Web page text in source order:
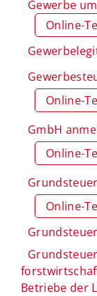
Gewerbe
Online-
Online-
GmbH
Online-
Online-
Betriebe der